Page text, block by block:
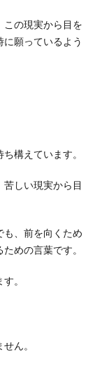
この現実から目を
願っているよう
構えています。
苦しい現実から目
も、前を向くため
めの言葉です。
。
ん。